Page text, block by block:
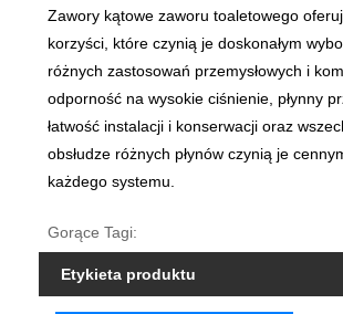
Zawory kątowe zaworu toaletowego
korzyści, które czynią je doskonałym
różnych zastosowań przemysłowych i
odporność na wysokie ciśnienie, płynny
łatwość instalacji i konserwacji oraz
obsłudze różnych płynów czynią je
każdego systemu.
Gorące Tagi:
Etykieta produktu